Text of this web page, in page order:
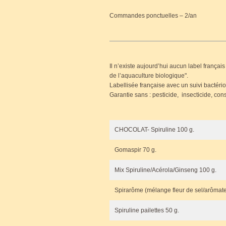
Commandes ponctuelles – 2/an
Il n’existe aujourd’hui aucun label
de l’aquaculture biologique .
Labellisée française avec un suivi
Garantie sans : pesticide, insecticide,
CHOCOLAT- Spiruline 100 g.
Gomaspir 70 g.
Mix Spiruline/Acérola/Ginseng 100 g.
Spirarôme (mélange fleur de sel/
Spiruline pailettes 50 g.